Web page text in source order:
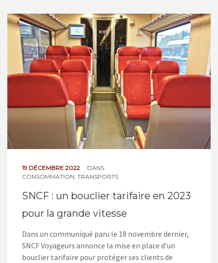
19 DÉCEMBRE 2022
DANS
CONSOMMATION, TRANSPORTS
SNCF : un bouclier tarifaire en 2023
pour la grande vitesse
Dans un communiqué paru le 18 novembre dernier,
SNCF Voyageurs annonce la mise en place d’un
bouclier tarifaire pour protéger ses clients de